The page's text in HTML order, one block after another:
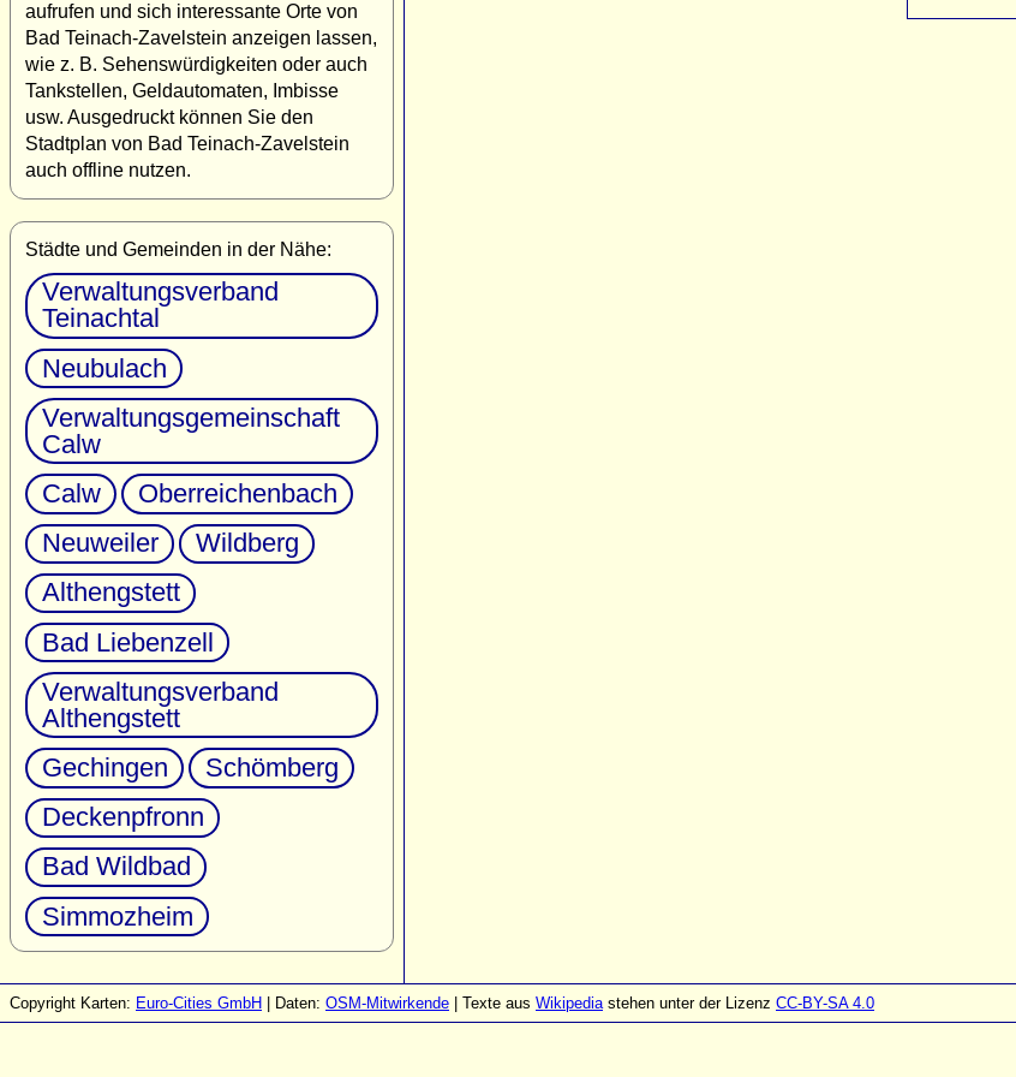
aufrufen und sich interessante Orte von
Bad Teinach-Zavelstein anzeigen lassen,
wie z. B. Sehenswürdigkeiten oder auch
Tankstellen, Geldautomaten, Imbisse
usw. Ausgedruckt können Sie den
Stadtplan von Bad Teinach-Zavelstein
auch offline nutzen.
Städte und Gemeinden in der Nähe:
Verwaltungsverband
Teinachtal
Neubulach
Verwaltungsgemeinschaft
Calw
Calw
Oberreichenbach
Neuweiler
Wildberg
Althengstett
Bad Liebenzell
Verwaltungsverband
Althengstett
Gechingen
Schömberg
Deckenpfronn
Bad Wildbad
Simmozheim
Copyright Karten: Euro-Cities GmbH | Daten: OSM-Mitwirkende | Texte aus Wikipediastehen unter der Lizenz CC-BY-SA 4.0